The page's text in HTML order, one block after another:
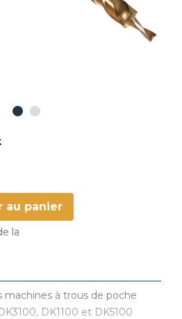
au panier
la
machines à trous de poche
DK1100 et DK5100